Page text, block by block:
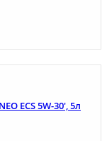
ECS 5W-30', 5л